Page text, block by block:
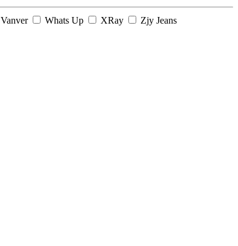
Vanver Whats Up XRay Zjy Jeans